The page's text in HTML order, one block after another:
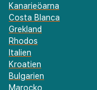
Kanarieöarna
Costa Blanca
Grekland
Rhodos
Italien
Kroatien
Bulgarien
Marocko